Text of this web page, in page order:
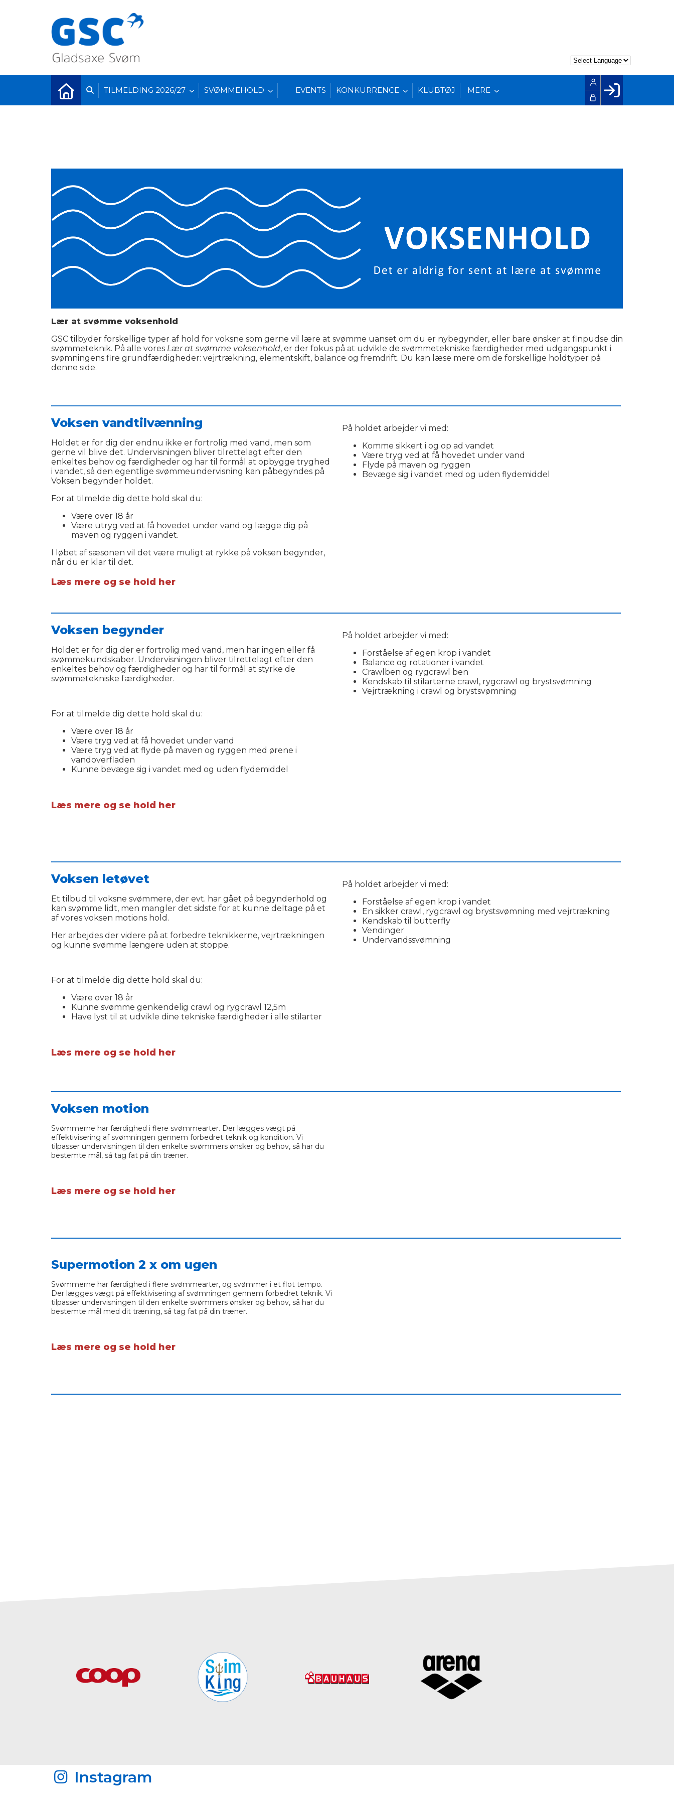
TILMELDING 2026/27 SVØMMEHOLD EVENTS KONKURRENCE KLUBTØJ MERE
Lær at svømme voksenhold
GSC tilbyder forskellige typer af hold for voksne som gerne vil lære at svømme uanset om du er nybegynder, eller bare ønsker at finpudse din
svømmeteknik. På alle vores Lær at svømme voksenhold, er der fokus på at udvikle de svømmetekniske færdigheder med udgangspunkt i
svømningens fire grundfærdigheder: vejrtrækning, elementskift, balance og fremdrift. Du kan læse mere om de forskellige holdtyper på
denne side.
Voksen vandtilvænning
Holdet er for dig der endnu ikke er fortrolig med vand, men som
gerne vil blive det. Undervisningen bliver tilrettelagt efter den
enkeltes behov og færdigheder og har til formål at opbygge tryghed
i vandet, så den egentlige svømmeundervisning kan påbegyndes på
Voksen begynder holdet.
For at tilmelde dig dette hold skal du:
Være over 18 år
Være utryg ved at få hovedet under vand og lægge dig på
maven og ryggen i vandet.
I løbet af sæsonen vil det være muligt at rykke på voksen begynder,
når du er klar til det.
Læs mere og se hold her
På holdet arbejder vi med:
Komme sikkert i og op ad vandet
Være tryg ved at få hovedet under vand
Flyde på maven og ryggen
Bevæge sig i vandet med og uden flydemiddel
Voksen begynder
Holdet er for dig der er fortrolig med vand, men har ingen eller få
svømmekundskaber. Undervisningen bliver tilrettelagt efter den
enkeltes behov og færdigheder og har til formål at styrke de
svømmetekniske færdigheder.
For at tilmelde dig dette hold skal du:
Være over 18 år
Være tryg ved at få hovedet under vand
Være tryg ved at flyde på maven og ryggen med ørene i
vandoverfladen
Kunne bevæge sig i vandet med og uden flydemiddel
Læs mere og se hold her
På holdet arbejder vi med:
Forståelse af egen krop i vandet
Balance og rotationer i vandet
Crawlben og rygcrawl ben
Kendskab til stilarterne crawl, rygcrawl og brystsvømning
Vejrtrækning i crawl og brystsvømning
Voksen letøvet
Et tilbud til voksne svømmere, der evt. har gået på begynderhold og
kan svømme lidt, men mangler det sidste for at kunne deltage på et
af vores voksen motions hold.
Her arbejdes der videre på at forbedre teknikkerne, vejrtrækningen
og kunne svømme længere uden at stoppe.
For at tilmelde dig dette hold skal du:
Være over 18 år
Kunne svømme genkendelig crawl og rygcrawl 12,5m
Have lyst til at udvikle dine tekniske færdigheder i alle stilarter
Læs mere og se hold her
På holdet arbejder vi med:
Forståelse af egen krop i vandet
En sikker crawl, rygcrawl og brystsvømning med vejrtrækning
Kendskab til butterfly
Vendinger
Undervandssvømning
Voksen motion
Svømmerne har færdighed i flere svømmearter. Der lægges vægt på
effektivisering af svømningen gennem forbedret teknik og kondition. Vi
tilpasser undervisningen til den enkelte svømmers ønsker og behov, så har du
bestemte mål, så tag fat på din træner.
Læs mere og se hold her
Supermotion 2 x om ugen
Svømmerne har færdighed i flere svømmearter, og svømmer i et flot tempo.
Der lægges vægt på effektivisering af svømningen gennem forbedret teknik. Vi
tilpasser undervisningen til den enkelte svømmers ønsker og behov, så har du
bestemte mål med dit træning, så tag fat på din træner.
Læs mere og se hold her
Instagram